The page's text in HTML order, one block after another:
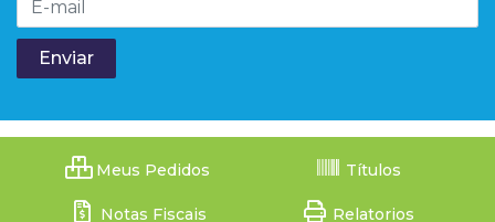
Meus Pedidos Títulos
Notas Fiscais Relatorios